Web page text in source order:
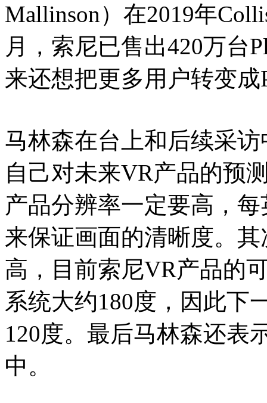
Mallinson）在2019年
月，索尼已售出420万台
来还想把更多用户转变成
马林森在台上和后续采
自己对未来VR产品的预
产品分辨率一定要高，
来保证画面的清晰度。
高，目前索尼VR产品的
系统大约180度，因此下
120度。最后马林森还表
中。